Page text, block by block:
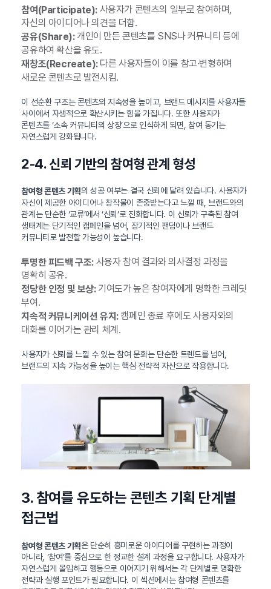
참여(Participate):사용자가 콘텐츠의 일부로 참여하며,
자신의 아이디어나 의견을 더함.
공유(Share):개인이 만든 콘텐츠를 SNS나 커뮤니티 등에
공유하여 확산을 유도.
재창조(Recreate):다른 사용자들이 이를 참고·변형하며
새로운 콘텐츠로 발전시킴.
이 선순환 구조는 콘텐츠의 지속성을 높이고, 브랜드 메시지를 사용자들
사이에서 자생적으로 확산시키는 힘을 가집니다. 또한 사용자가
콘텐츠를 ‘소속 커뮤니티의 상징’으로 인식하게 되면, 참여 동기는
자연스럽게 강화됩니다.
2-4. 신뢰 기반의 참여형 관계 형성
참여형 콘텐츠 기획의 성공 여부는 결국 신뢰에 달려 있습니다. 사용자가
자신이 제공한 아이디어나 창작물이 존중받는다고 느낄 때, 브랜드와의
관계는 단순한 ‘교류’에서 ‘신뢰’로 진화합니다. 이 신뢰가 구축된 참여
생태계는 단기적인 캠페인을 넘어, 장기적인 팬덤이나 브랜드
커뮤니티로 발전할 가능성이 높습니다.
투명한 피드백 구조:사용자 참여 결과와 의사결정 과정을
명확히 공유.
정당한 인정 및 보상:기여도가 높은 참여자에게 명확한 크레딧
부여.
지속적 커뮤니케이션 유지:캠페인 종료 후에도 사용자와의
대화를 이어가는 관리 체계.
사용자가 신뢰를 느낄 수 있는 참여 문화는 단순한 트렌드를 넘어,
브랜드의 지속 가능성을 높이는 핵심 전략적 자산으로 작용합니다.
3. 참여를 유도하는 콘텐츠 기획 단계별
접근법
참여형 콘텐츠 기획은 단순히 흥미로운 아이디어를 구현하는 과정이
아니라, ‘참여’를 중심으로 한 정교한 설계 과정을 요구합니다. 사용자가
자연스럽게 몰입하고 행동으로 이어지기 위해서는 각 단계별로 명확한
전략과 실행 포인트가 필요합니다. 이 섹션에서는 참여형 콘텐츠를